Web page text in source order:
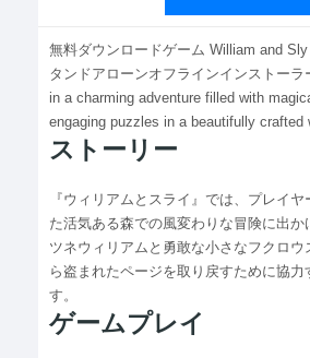
無料ダウンロードゲーム William and
タンドアローンオフラインインストー
in a charming adventure filled with
engaging puzzles in a beautifully crafted
ストーリー
『ウィリアムとスライ』では、プレイ
た活気ある森での風変わりな冒険に出
ツネウィリアムと勇敢な小さなフクロ
ら盗まれたページを取り戻すために協
す。
ゲームプレイ